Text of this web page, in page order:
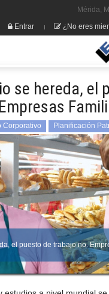
Mérida,
Entrar
¿No eres
se hereda, el
Corporativo Planificación
el puesto de trabajo no.